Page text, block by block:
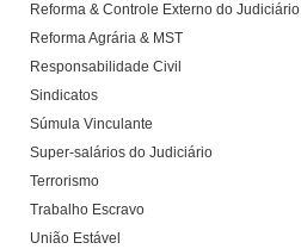
Reforma & Controle Externo do Judiciário
Reforma Agrária & MST
Responsabilidade Civil
Sindicatos
Súmula Vinculante
Super-salários do Judiciário
Terrorismo
Trabalho Escravo
União Estável